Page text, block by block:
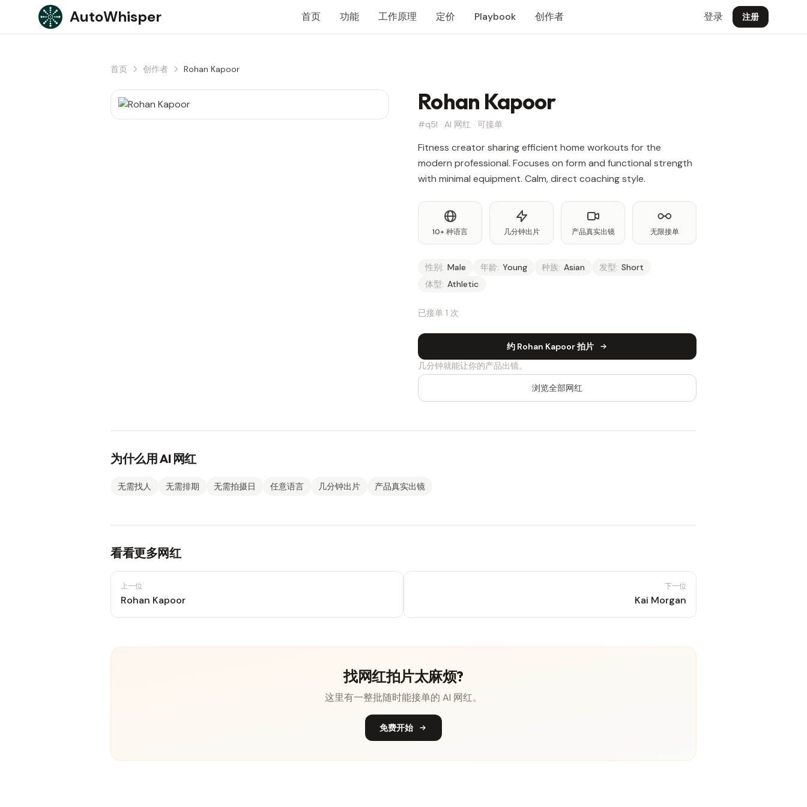
Skip to content
AutoWhisper 首页 功能 工作原理 定价 Playbook 创作者 登录 注册
首页 创作者 Rohan Kapoor
Rohan Kapoor
#q5l · AI 网红 · 可接单
Fitness creator sharing efficient home workouts for the
modern professional. Focuses on form and functional strength
with minimal equipment. Calm, direct coaching style.
10+ 种语言 几分钟出片 产品真实出镜 无限接单
性别: Male 年龄: Young 种族: Asian 发型: Short
体型: Athletic
已接单 1 次
约 Rohan Kapoor 拍片
几分钟就能让你的产品出镜。
浏览全部网红
为什么用 AI 网红
无需找人 无需排期 无需拍摄日 任意语言 几分钟出片 产品真实出镜
看看更多网红
上一位
Rohan Kapoor
下一位
Kai Morgan
找网红拍片太麻烦?
这里有一整批随时能接单的 AI 网红。
免费开始